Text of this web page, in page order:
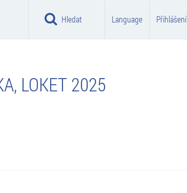
Hledat Language Přihlášení
LOKET 2025